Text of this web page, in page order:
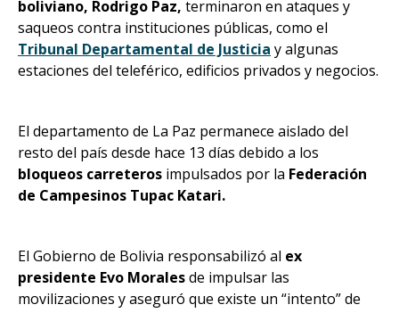
boliviano, Rodrigo Paz, terminaron en ataques y
saqueos contra instituciones públicas, como el
Tribunal Departamental de Justicia y algunas
estaciones del teleférico, edificios privados y negocios.
El departamento de La Paz permanece aislado del
resto del país desde hace 13 días debido a los
bloqueos carreteros impulsados por la Federación
de Campesinos Tupac Katari.
El Gobierno de Bolivia responsabilizó al ex
presidente Evo Moralesde impulsar las
movilizaciones y aseguró que existe un “intento” de